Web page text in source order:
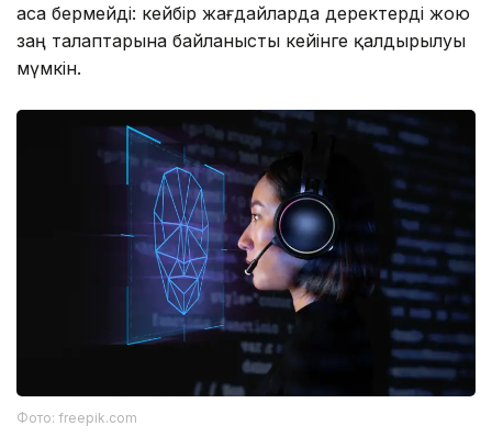
аса бермейді: кейбір жағдайларда деректерді жою
заң талаптарына байланысты кейінге қалдырылуы
мүмкін.
Фото: freepik.com